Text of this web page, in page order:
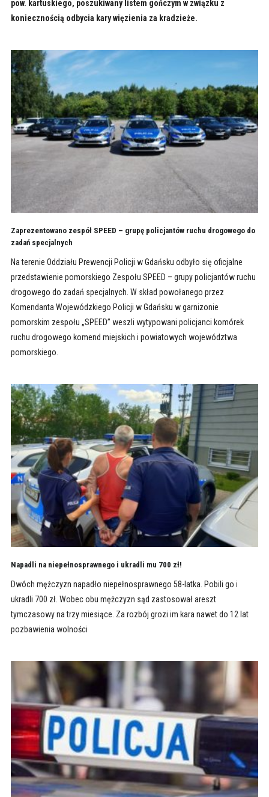
pow. kartuskiego, poszukiwany listem gończym w związku z
koniecznością odbycia kary więzienia za kradzieże.
Zaprezentowano zespół SPEED – grupę policjantów ruchu drogowego do
zadań specjalnych
Na terenie Oddziału Prewencji Policji w Gdańsku odbyło się oficjalne
przedstawienie pomorskiego Zespołu SPEED – grupy policjantów ruchu
drogowego do zadań specjalnych. W skład powołanego przez
Komendanta Wojewódzkiego Policji w Gdańsku w garnizonie
pomorskim zespołu „SPEED” weszli wytypowani policjanci komórek
ruchu drogowego komend miejskich i powiatowych województwa
pomorskiego.
Napadli na niepełnosprawnego i ukradli mu 700 zł!
Dwóch mężczyzn napadło niepełnosprawnego 58-latka. Pobili go i
ukradli 700 zł. Wobec obu mężczyzn sąd zastosował areszt
tymczasowy na trzy miesiące. Za rozbój grozi im kara nawet do 12 lat
pozbawienia wolności